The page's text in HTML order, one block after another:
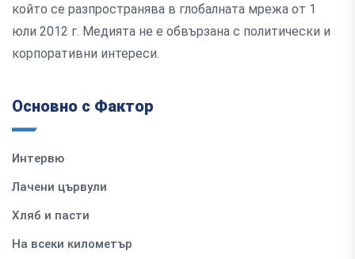
който се разпространява в глобалната мрежа от 1
юли 2012 г. Медията не е обвързана с политически и
корпоративни интереси.
Основно с Фактор
Интервю
Лачени цървули
Хляб и пасти
На всеки километър